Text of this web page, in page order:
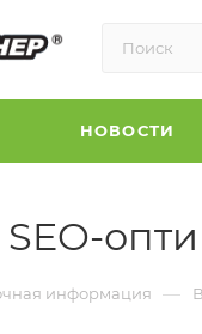
НОВОСТИ
SEO-
информация —